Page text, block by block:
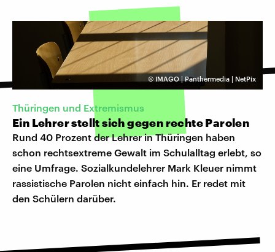
© IMAGO | Panthermedia | NetPix
Thüringen und Extremismus
Ein Lehrer stellt sich gegen rechte Parolen
Rund 40 Prozent der Lehrer in Thüringen haben
schon rechtsextreme Gewalt im Schulalltag erlebt, so
eine Umfrage. Sozialkundelehrer Mark Kleuer nimmt
rassistische Parolen nicht einfach hin. Er redet mit
den Schülern darüber.